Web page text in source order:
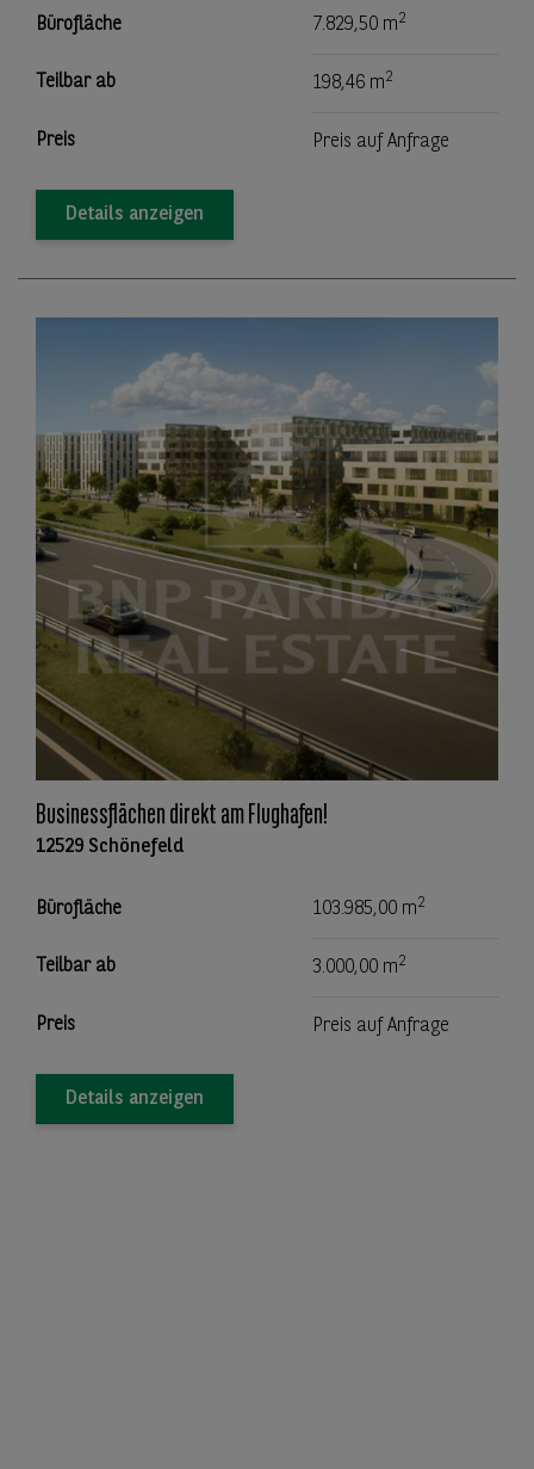
Bürofläche 7.829,50 m2
Teilbar ab 198,46 m2
Preis Preis auf Anfrage
Details anzeigen
Businessflächen direkt am Flughafen!
12529 Schönefeld
Bürofläche 103.985,00 m2
Teilbar ab 3.000,00 m2
Preis Preis auf Anfrage
Details anzeigen